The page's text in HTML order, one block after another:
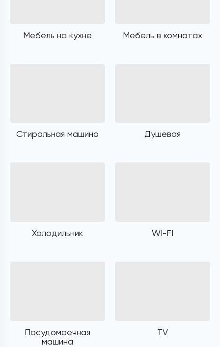
Мебель на кухне Мебель в комнатах
Стиральная машина Душевая
Холодильник WI-FI
Посудомоечная
машина
TV